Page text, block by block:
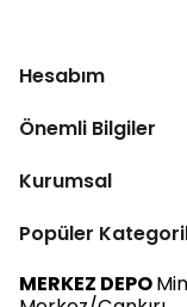
Hesabım
Önemli Bilgiler
Kurumsal
Popüler
MERKEZ DEPO